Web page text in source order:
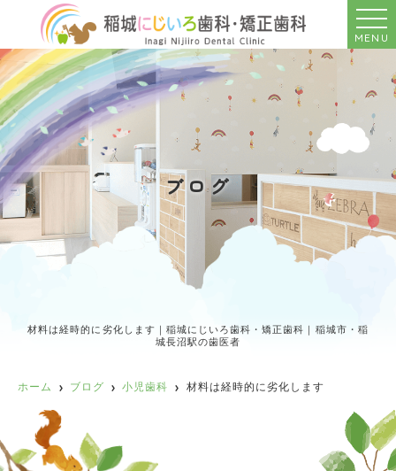
MENU
ブログ
材料は経時的に劣化します｜稲城にじいろ歯科・矯正歯科｜稲城市・稲
城長沼駅の歯医者
ホーム ブログ 小児歯科 材料は経時的に劣化します